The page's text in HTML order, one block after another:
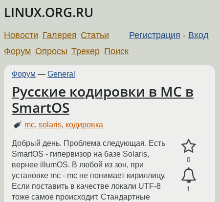
LINUX.ORG.RU
Регистрация - Вход
Новости Галерея Статьи
Форум Опросы Трекер Поиск
Форум — General
Русские кодировки в MC в
SmartOS
mc,solaris, кодировка
0
1
Добрый день. Проблема следующая. Есть
SmartOS - гипервизор на базе Solaris,
вернее illumOS. В любой из зон, при
установке mc - mc не понимает кириллицу.
Если поставить в качестве локали UTF-8
тоже самое происходит. Стандартные